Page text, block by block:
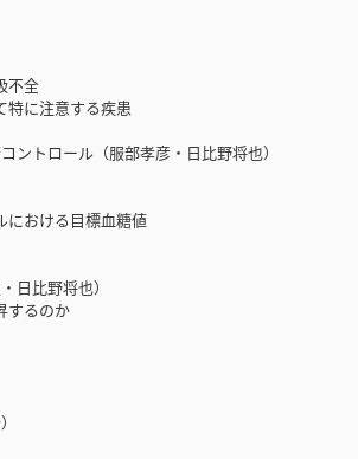
不全
特に注意する疾患
トロール（服部孝彦・日比野将也）
における目標血糖値
日比野将也）
するのか